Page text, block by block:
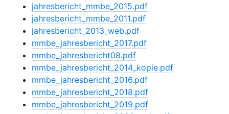
jahresbericht_mmbe_2015.pdf
jahresbericht_mmbe_2011.pdf
jahresbericht_2013_web.pdf
mmbe_jahresbericht_2017.pdf
mmbe_jahresbericht08.pdf
mmbe_jahresbericht_2014_kopie.pdf
mmbe_jahresbericht_2016.pdf
mmbe_jahresbericht_2018.pdf
mmbe_jahresbericht_2019.pdf